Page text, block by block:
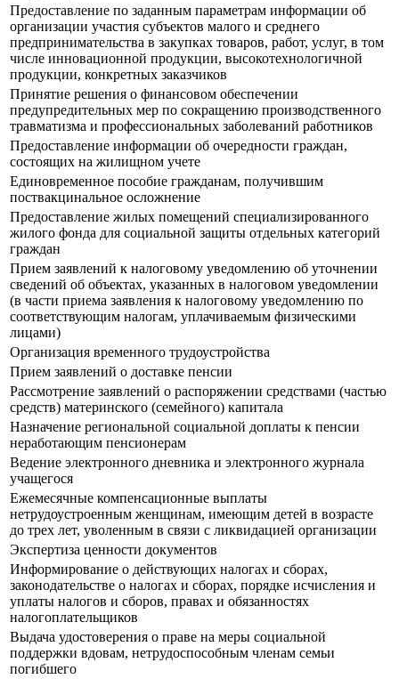
Предоставление по заданным параметрам информации об
организации участия субъектов малого и среднего
предпринимательства в закупках товаров, работ, услуг, в том
числе инновационной продукции, высокотехнологичной
продукции, конкретных заказчиков
Принятие решения о финансовом обеспечении
предупредительных мер по сокращению производственного
травматизма и профессиональных заболеваний работников
Предоставление информации об очередности граждан,
состоящих на жилищном учете
Единовременное пособие гражданам, получившим
поствакцинальное осложнение
Предоставление жилых помещений специализированного
жилого фонда для социальной защиты отдельных категорий
граждан
Прием заявлений к налоговому уведомлению об уточнении
сведений об объектах, указанных в налоговом уведомлении
(в части приема заявления к налоговому уведомлению по
соответствующим налогам, уплачиваемым физическими
лицами)
Организация временного трудоустройства
Прием заявлений о доставке пенсии
Рассмотрение заявлений о распоряжении средствами (частью
средств) материнского (семейного) капитала
Назначение региональной социальной доплаты к пенсии
неработающим пенсионерам
Ведение электронного дневника и электронного журнала
учащегося
Ежемесячные компенсационные выплаты
нетрудоустроенным женщинам, имеющим детей в возрасте
до трех лет, уволенным в связи с ликвидацией организации
Экспертиза ценности документов
Информирование о действующих налогах и сборах,
законодательстве о налогах и сборах, порядке исчисления и
уплаты налогов и сборов, правах и обязанностях
налогоплательщиков
Выдача удостоверения о праве на меры социальной
поддержки вдовам, нетрудоспособным членам семьи
погибшего